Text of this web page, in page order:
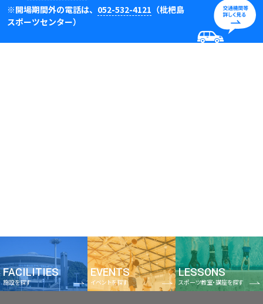
※開場期間外の電話は、 052-532-4121 （枇杷島
スポーツセンター）
FACILITIES
施設を探す
EVENTS
イベントを探す
LESSONS
スポーツ教室・講座を探す